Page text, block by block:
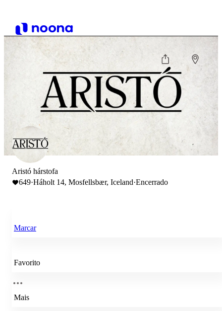
Aristó hárstofa
649·Háholt 14, Mosfellsbær, Iceland·Encerrado
Marcar
Favorito
Mais